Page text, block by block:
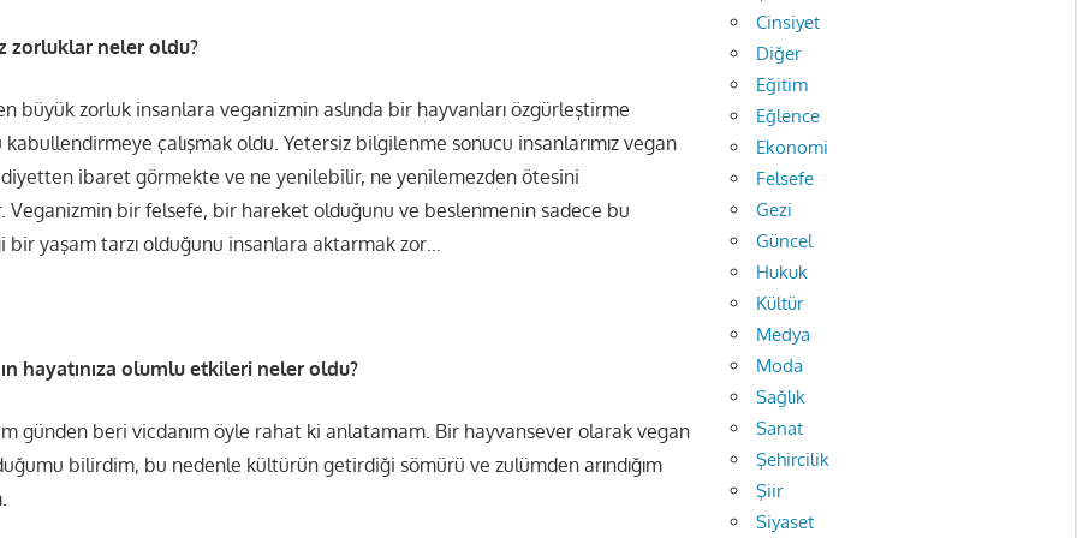
zorluklar neler oldu?
en büyük zorluk insanlara veganizmin aslında bir hayvanları özgürleştirme
çalışmak oldu. Yetersiz bilgilenme sonucu insanlarımız vegan
diyetten ibaret görmekte ve ne yenilebilir, ne yenilemezden ötesini
Veganizmin bir felsefe, bir hareket olduğunu ve beslenmenin sadece bu
bir yaşam tarzı olduğunu insanlara aktarmak zor…
hayatınıza olumlu etkileri neler oldu?
günden beri vicdanım öyle rahat ki anlatamam. Bir hayvansever olarak vegan
bilirdim, bu nedenle kültürün getirdiği sömürü ve zulümden arındığım
Cinsiyet
Diğer
Eğitim
Eğlence
Ekonomi
Felsefe
Gezi
Güncel
Hukuk
Kültür
Medya
Moda
Sağlık
Sanat
Şehircilik
Şiir
Siyaset